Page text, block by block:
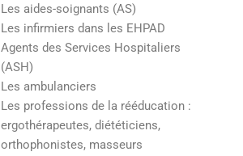
Les aides-soignants (AS)
Les infirmiers dans les EHPAD
Agents des Services Hospitaliers
(ASH)
Les ambulanciers
Les professions de la rééducation :
ergothérapeutes, diététiciens,
orthophonistes, masseurs